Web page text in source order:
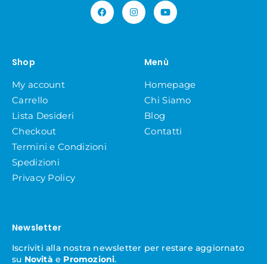
Shop
My account
Carrello
Lista Desideri
Checkout
Termini e Condizioni
Spedizioni
Privacy Policy
Menù
Homepage
Chi Siamo
Blog
Contatti
Newsletter
Iscriviti alla nostra newsletter per restare aggiornato
su Novità e Promozioni.